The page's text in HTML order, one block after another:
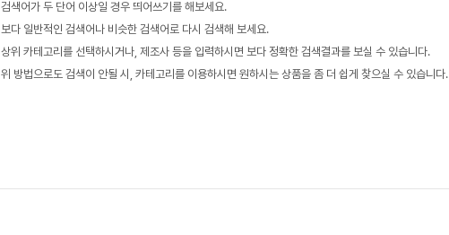
검색어가 두 단어 이상일 경우 띄어쓰기를 해보세요.
보다 일반적인 검색어나 비슷한 검색어로 다시 검색해 보세요.
상위 카테고리를 선택하시거나, 제조사 등을 입력하시면 보다 정확한 검색결과를 보실 수 있습니다.
위 방법으로도 검색이 안될 시, 카테고리를 이용하시면 원하시는 상품을 좀 더 쉽게 찾으실 수 있습니다.